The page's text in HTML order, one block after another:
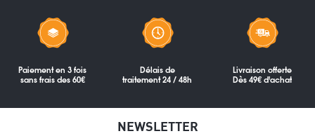
Paiement en 3 fois
sans frais des 60€
Délais de
traitement 24 / 48h
Livraison offerte
Dès 49€ d'achat
NEWSLETTER